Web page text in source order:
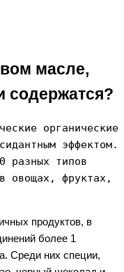
масле,
содержатся?
органические
эффектом.
разных типов
овощах, фруктах,
продуктов, в
более 1
Среди них специи,